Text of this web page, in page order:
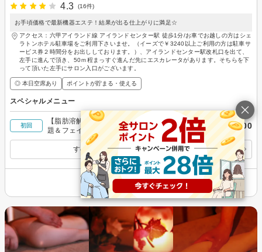
4.3
(16件)
お手頃価格で最新機器エステ！結果が出る仕上がりに満足☆
アクセス：六甲アイランド線 アイランドセンター駅 徒歩1分/お車でお越しの方はシェ
ラトンホテル駐車場をご利用下さいませ。（イーズで￥3240以上ご利用の方は駐車サ
ービス券２時間分をお出ししております。）、アイランドセンター駅改札口を出て、
左手に進んで頂き、50ｍ程まっすぐ進んだ先にエスカレータがあります。そちらを下
って頂いた左手にサロン入口がございます。
◎ 本日空席あり ポイントが貯まる・使える
スペシャルメニュー
初回
【脂肪溶解×筋肉強化】レモンボトル3ｃｃ打ち放
題＆フェイスビートダンス￥22000→￥12100
￥12,100
すべてのスペシャルメニューを見る
その他の情報を表示